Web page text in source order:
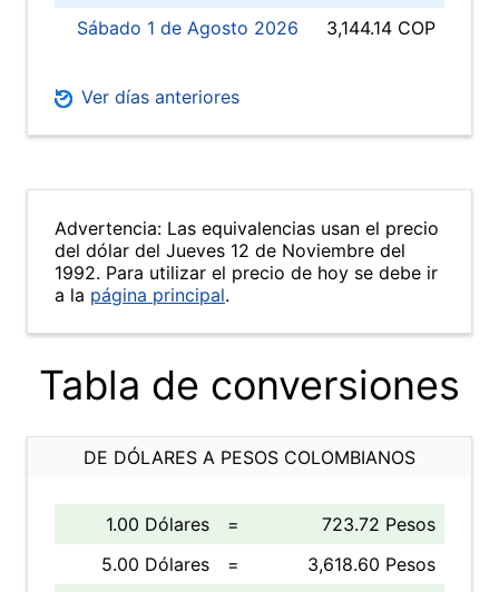
Sábado 1 de Agosto 2026 3,144.14 COP
Ver días anteriores
Advertencia: Las equivalencias usan el precio
del dólar del Jueves 12 de Noviembre del
1992. Para utilizar el precio de hoy se debe ir
a la página principal.
Tabla de conversiones
DE DÓLARES A PESOS COLOMBIANOS
1.00 Dólares =
723.72 Pesos
5.00 Dólares
=
3,618.60 Pesos